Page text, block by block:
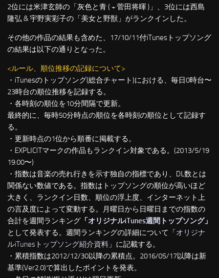
2位には米津玄師の「灰色と青 ( + 菅田将暉 )」、3位には西島
隆弘 & 宇野実彩子の「美女と野獣」がランクインした。
その他の作品の結果も含めた、17/10/11付iTunesトップソング
の結果は以下の通りとなった。
<ルール、順位推移の記録について>
・iTunesのトップソング(総合チャート)における、毎日0時台〜
23時台の順位推移を記録する。
・各時刻の順位を10分間隔で更新。
最終的に、毎時50分時点の順位を各時刻の順位として記録す
る。
・更新時点の1位から順番に掲載する。
・EXPLICITマークの作品もランクイン対象である。(2013/5/19
19:00〜)
・指数は音楽の売れ行きを示す独自の指標であり、DL数とは
関係ない数値である。指数はトップソングの順位が高いほど
大きく、ランクイン日数、順位の浮上度、インターネット上
の言及度によって変動する。月曜日から日曜日までの指数の
合計を週間ランキング 「オリジナルiTunes週間トップソング」
として発表する。週間ランキングの詳細について「オリジナ
ルiTunesトップソング紹介資料 」に記載する。
・累積指数は2012/12/30以降の累積点。2016/05/17以降は新
基準(Ver2.0)で算出したポイントを発表。